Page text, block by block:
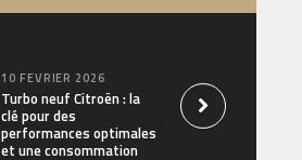
10 FÉVRIER 2026
Turbo neuf Citroën : la
clé pour des
performances optimales
et une consommation